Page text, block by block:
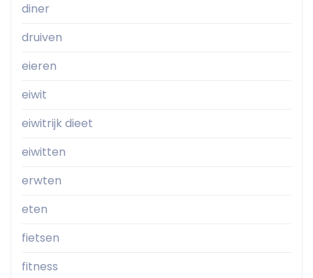
diner
druiven
eieren
eiwit
eiwitrijk dieet
eiwitten
erwten
eten
fietsen
fitness